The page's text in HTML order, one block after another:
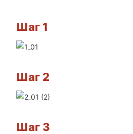
Шаг 1
Шаг 2
Шаг 3